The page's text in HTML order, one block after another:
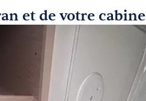
et de votre cabine